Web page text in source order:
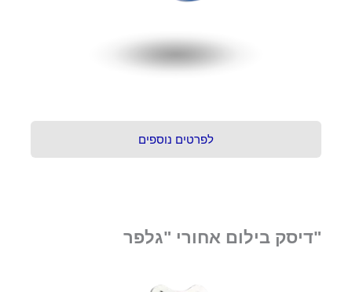
לפרטים נוספים
"דיסק בילום אחורי "גלפר